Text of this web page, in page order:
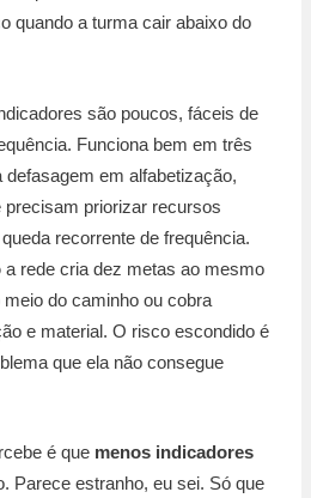
quando a turma cair abaixo do
são poucos, fáceis de
Funciona bem em três
em alfabetização,
priorizar recursos
recorrente de frequência.
a rede cria dez metas ao mesmo
do caminho ou cobra
e material. O risco escondido é
que ela não consegue
é que menos indicadores
Parece estranho, eu sei. Só que